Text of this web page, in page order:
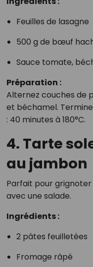
Feuilles de lasagne
500 g de bœuf
Sauce tomate,
Préparation :
Alternez couches de
et béchamel.
: 40 minutes à 180°C.
4. Tarte
au jambon
Parfait pour
avec une salade.
Ingrédients :
2 pâtes feuilletées
Fromage râpé